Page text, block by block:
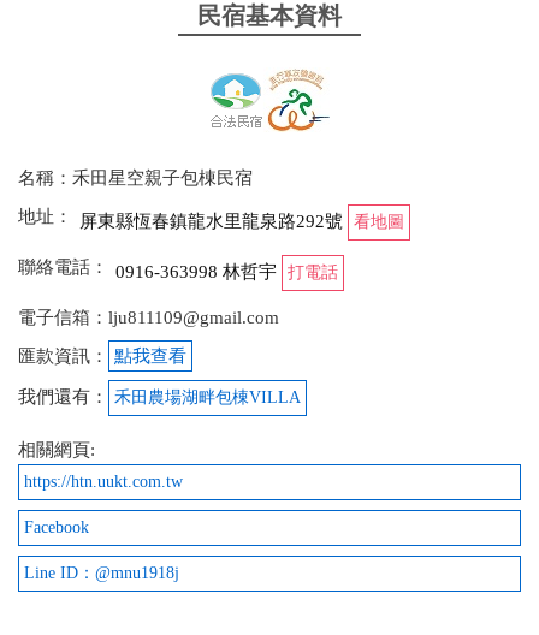
民宿基本資料
名稱：禾田星空親子包棟民宿
地址：
屏東縣恆春鎮龍水里龍泉路292號 看地圖
聯絡電話： 0916-363998 林哲宇 打電話
電子信箱：lju811109@gmail.com
匯款資訊：
點我查看
我們還有： 禾田農場湖畔包棟VILLA
相關網頁:
https://htn.uukt.com.tw
Facebook
Line ID：@mnu1918j